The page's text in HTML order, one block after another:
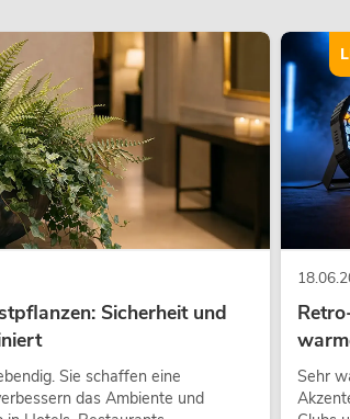
Sicherheit und
Sie schaffen eine
das Ambiente und
Sehr